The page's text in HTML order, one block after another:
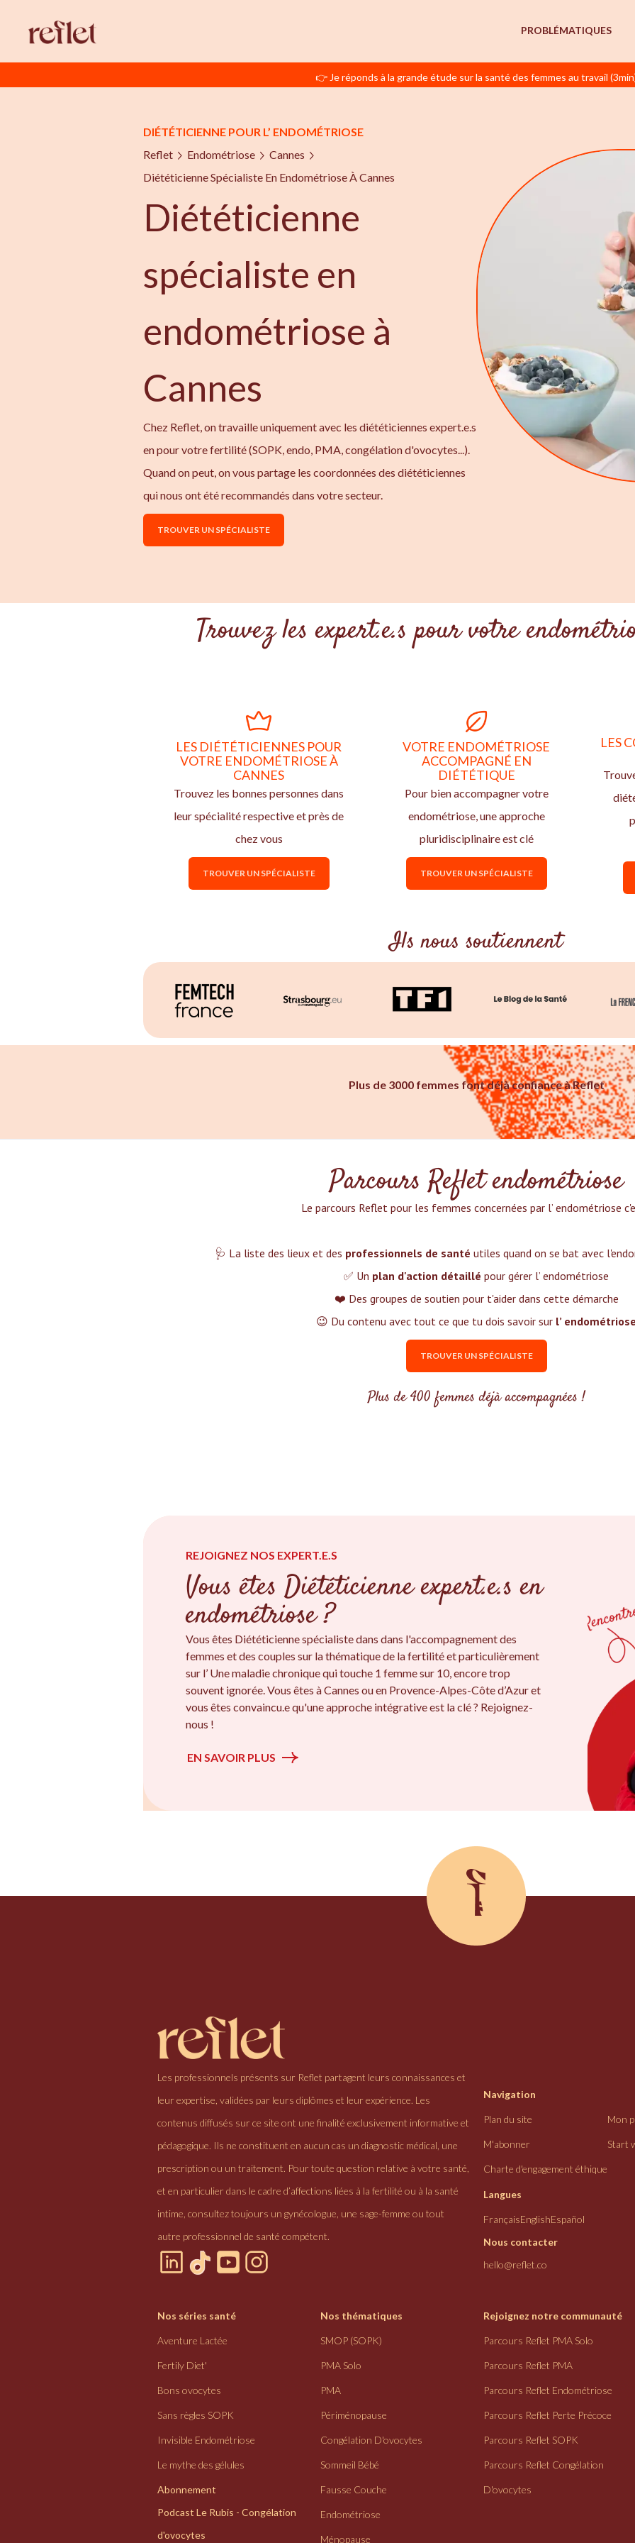
PROBLÉMATIQUES
👉 Je réponds à la grande étude sur la santé des femmes au travail
DIÉTÉTICIENNE POUR L’ ENDOMÉTRIOSE
Reflet
Endométriose
Cannes
Diététicienne Spécialiste En Endométriose À Cannes
Diététicienne
spécialiste en
endométriose à
Cannes
Chez Reflet, on travaille uniquement avec les diététiciennes expert.e.s
en pour votre fertilité (SOPK, endo, PMA, congélation d'ovocytes...).
Quand on peut, on vous partage les coordonnées des diététiciennes
qui nous ont été recommandés dans votre secteur.
TROUVER UN SPÉCIALISTE
Trouvez les expert.e.s pour votre
LES DIÉTÉTICIENNES POUR
VOTRE ENDOMÉTRIOSE À
CANNES
Trouvez les bonnes personnes dans
leur spécialité respective et près de
chez vous
TROUVER UN SPÉCIALISTE
VOTRE ENDOMÉTRIOSE
ACCOMPAGNÉ EN
DIÉTÉTIQUE
Pour bien accompagner votre
endométriose, une approche
pluridisciplinaire est clé
TROUVER UN SPÉCIALISTE
LES
Ils nous soutiennent
Plus de 3000 femmes font déjà confiance à Reflet
Parcours Reflet endométriose
Le parcours Reflet pour les femmes concernées par l’ endométriose
🩺 La liste des lieux et des professionnels de santé utiles quand on se bat avec
✅ Un plan d'action détaillé pour gérer l’ endométriose
❤️ Des groupes de soutien pour t'aider dans cette démarche
😉 Du contenu avec tout ce que tu dois savoir sur l’
TROUVER UN SPÉCIALISTE
Plus de 400 femmes déjà accompagnées !
REJOIGNEZ NOS EXPERT.E.S
Vous êtes Diététicienne expert.e.s en
endométriose ?
Vous êtes Diététicienne spécialiste dans dans l'accompagnement des
femmes et des couples sur la thématique de la fertilité et particulièrement
sur l’ Une maladie chronique qui touche 1 femme sur 10, encore trop
souvent ignorée. Vous êtes à Cannes ou en Provence-Alpes-Côte d’Azur et
vous êtes convaincu.e qu'une approche intégrative est la clé ? Rejoignez-
nous !
EN SAVOIR PLUS
Les professionnels présents sur Reflet partagent leurs connaissances et
leur expertise, validées par leurs diplômes et leur expérience. Les
contenus diffusés sur ce site ont une finalité exclusivement informative et
pédagogique. Ils ne constituent en aucun cas un diagnostic médical, une
prescription ou un traitement. Pour toute question relative à votre santé,
et en particulier dans le cadre d’affections liées à la fertilité ou à la santé
intime, consultez toujours un gynécologue, une sage-femme ou tout
autre professionnel de santé compétent.
Navigation
Plan du site Mon
M'abonner Start
Charte d'engagement éthique
Langues
FrançaisEnglishEspañol
Nous contacter
hello@reflet.co
Nos séries santé
Aventure Lactée
Fertily Diet'
Bons ovocytes
Sans règles SOPK
Invisible Endométriose
Le mythe des gélules
Abonnement
Podcast Le Rubis - Congélation
d'ovocytes
Nos thématiques
SMOP (SOPK)
PMA Solo
PMA
Périménopause
Congélation D'ovocytes
Sommeil Bébé
Fausse Couche
Endométriose
Ménopause
Rejoignez notre communauté
Parcours Reflet PMA Solo
Parcours Reflet PMA
Parcours Reflet Endométriose
Parcours Reflet Perte Précoce
Parcours Reflet SOPK
Parcours Reflet Congélation
D'ovocytes